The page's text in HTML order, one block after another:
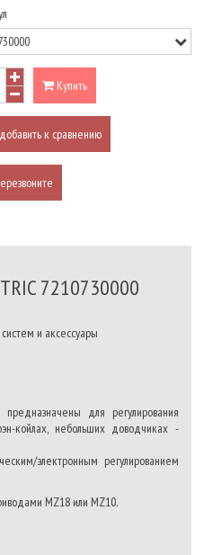
Купить
добавить к сравнению
7210730000
и аксессуары
для регулирования
койлах, небольших доводчиках -
электронным регулированием
MZ18 или MZ10.